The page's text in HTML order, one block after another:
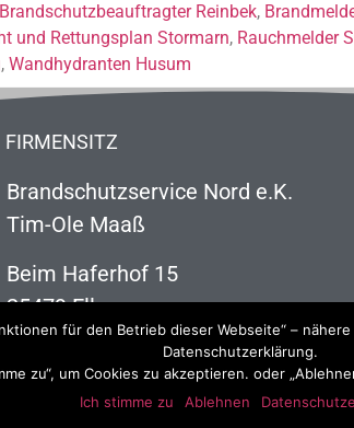
Brandschutzbeauftragter Reinbek,
und Rettungsplan Stormarn, Rauchmelder
, Wandhydranten Husum
FIRMENSITZ
Brandschutzservice Nord e.K.
Tim-Ole Maaß
Beim Haferhof 15
25479 Ellerau
für den Betrieb dieser Webseite“ –
Datenschutzerklärung.
zu“, um Cookies zu akzeptieren. oder
Ich stimme zu
Ablehnen